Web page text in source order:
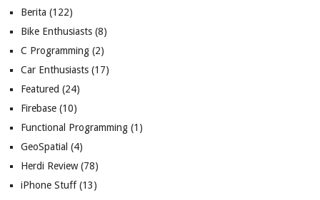
Berita (122)
Bike Enthusiasts(8)
C Programming(2)
Car Enthusiasts(17)
Featured (24)
Firebase(10)
Functional Programming(1)
GeoSpatial (4)
Herdi Review(78)
iPhone Stuff(13)